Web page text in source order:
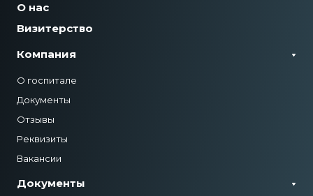
О нас
Визитерство
Компания
О госпитале
Документы
Отзывы
Реквизиты
Вакансии
Документы